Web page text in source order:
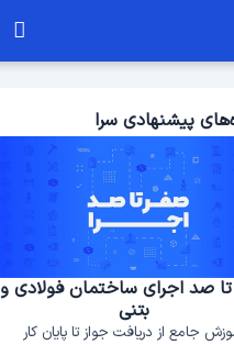
پیشنهادی سرا
صد اجرای ساختمان فولادی و
بتنی
جامع از دریافت جواز تا پایان کار